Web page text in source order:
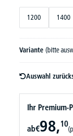
1200 1400
Variante (bitte
Auswahl
Ihr Premium-
ab€98,10